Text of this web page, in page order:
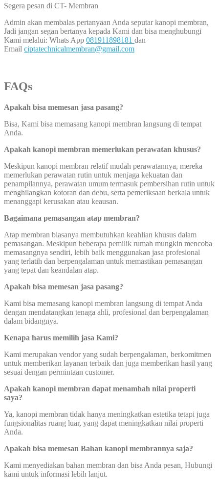
Segera pesan di CT- Membran
Admin akan membalas pertanyaan Anda seputar kanopi membran,
Jadi jangan segan bertanya kepada Kami dan bisa menghubungi
Kami melalui: Whats App 081911898181 dan
Email ciptatechnicalmembran@gmail.com
FAQs
Apakah bisa memesan jasa pasang?
Bisa, Kami bisa memasang kanopi membran langsung di tempat
Anda.
Apakah kanopi membran memerlukan perawatan khusus?
Meskipun kanopi membran relatif mudah perawatannya, mereka
memerlukan perawatan rutin untuk menjaga kekuatan dan
penampilannya, perawatan umum termasuk pembersihan rutin untuk
menghilangkan kotoran dan debu, serta pemeriksaan berkala untuk
menanggapi kerusakan atau keausan.
Bagaimana pemasangan atap membran?
Atap membran biasanya membutuhkan keahlian khusus dalam
pemasangan. Meskipun beberapa pemilik rumah mungkin mencoba
memasangnya sendiri, lebih baik menggunakan jasa profesional
yang terlatih dan berpengalaman untuk memastikan pemasangan
yang tepat dan keandalan atap.
Apakah bisa memesan jasa pasang?
Kami bisa memasang kanopi membran langsung di tempat Anda
dengan mendatangkan tenaga ahli, profesional dan berpengalaman
dalam bidangnya.
Kenapa harus memilih jasa Kami?
Kami merupakan vendor yang sudah berpengalaman, berkomitmen
untuk memberikan layanan terbaik dan juga memberikan hasil yang
sesuai dengan permintaan customer.
Apakah kanopi membran dapat menambah nilai properti
saya?
Ya, kanopi membran tidak hanya meningkatkan estetika tetapi juga
fungsionalitas ruang luar, yang dapat meningkatkan nilai properti
Anda.
Apakah bisa memesan Bahan kanopi membrannya saja?
Kami menyediakan bahan membran dan bisa Anda pesan, Hubungi
kami untuk informasi lebih lanjut.